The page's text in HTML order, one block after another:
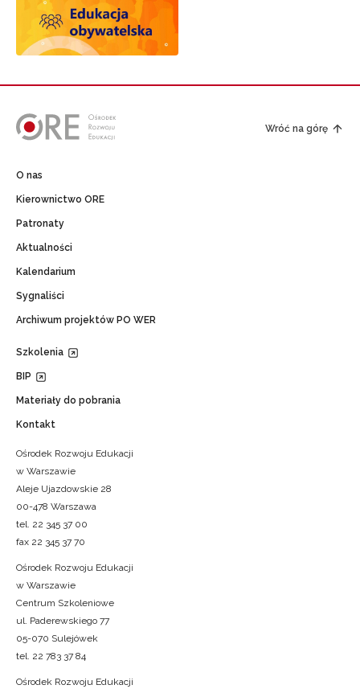
Wróć na górę
O nas
Kierownictwo ORE
Patronaty
Aktualności
Kalendarium
Sygnaliści
Archiwum projektów PO WER
Szkolenia
BIP
Materiały do pobrania
Kontakt
Ośrodek Rozwoju Edukacji
w Warszawie
Aleje Ujazdowskie 28
00-478 Warszawa
tel. 22 345 37 00
fax 22 345 37 70
Ośrodek Rozwoju Edukacji
w Warszawie
Centrum Szkoleniowe
ul. Paderewskiego 77
05-070 Sulejówek
tel. 22 783 37 84
Ośrodek Rozwoju Edukacji